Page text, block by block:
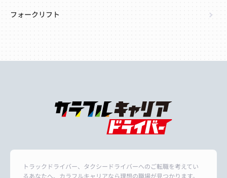
フォークリフト
トラックドライバー、タクシードライバーへのご転職を考えてい
るあなたへ、カラフルキャリアなら理想の職場が見つかります。